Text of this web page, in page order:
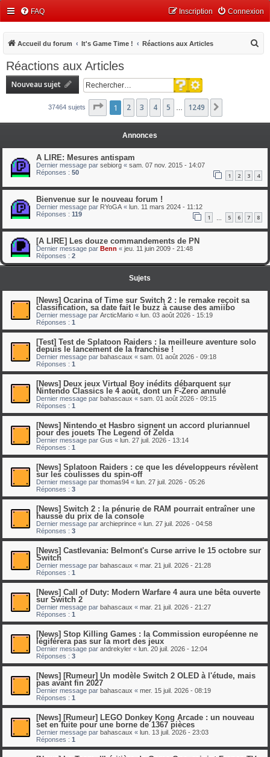
FAQ Connexion
Inscription
Accueil du forum It's Game Time ! Réactions aux Articles
r
Réactions aux Articles
Nouveau sujet
Rechercher
Recherche avancée
37464 sujets Page sur1249
1 2 3 4 5 1249
Annonces
A LIRE: Mesures antispam
Dernier message par sebiorg « sam. 07 nov. 2015 - 14:07
Réponses : 50 1 2 3 4
Bienvenue sur le nouveau forum !
Dernier message par RYoGA « lun. 11 mars 2024 - 11:12
Réponses : 119 1 … 5 6 7 8
[A LIRE] Les douze commandements de PN
Dernier message par Benn « jeu. 11 juin 2009 - 21:48
Réponses : 2
Sujets
[News] Ocarina of Time sur Switch 2 : le remake reçoit sa
classification, sa date fait le buzz à cause des amiibo
Dernier message par ArcticMario « lun. 03 août 2026 - 15:19
Réponses : 1
[Test] Test de Splatoon Raiders : la meilleure aventure solo
depuis le lancement de la franchise !
Dernier message par bahascaux « sam. 01 août 2026 - 09:18
Réponses : 1
[News] Deux jeux Virtual Boy inédits débarquent sur
Nintendo Classics le 4 août, dont un F-Zero annulé
Dernier message par bahascaux « sam. 01 août 2026 - 09:15
Réponses : 1
[News] Nintendo et Hasbro signent un accord pluriannuel
pour des jouets The Legend of Zelda
Dernier message par Gus « lun. 27 juil. 2026 - 13:14
Réponses : 1
[News] Splatoon Raiders : ce que les développeurs révèlent
sur les coulisses du spin-off
Dernier message par thomas94 « lun. 27 juil. 2026 - 05:26
Réponses : 3
[News] Switch 2 : la pénurie de RAM pourrait entraîner une
hausse du prix de la console
Dernier message par archieprince « lun. 27 juil. 2026 - 04:58
Réponses : 3
[News] Castlevania: Belmont's Curse arrive le 15 octobre sur
Switch
Dernier message par bahascaux « mar. 21 juil. 2026 - 21:28
Réponses : 1
[News] Call of Duty: Modern Warfare 4 aura une bêta ouverte
sur Switch 2
Dernier message par bahascaux « mar. 21 juil. 2026 - 21:27
Réponses : 1
[News] Stop Killing Games : la Commission européenne ne
légiférera pas sur la mort des jeux
Dernier message par andrekyler « lun. 20 juil. 2026 - 12:04
Réponses : 3
[News] [Rumeur] Un modèle Switch 2 OLED à l'étude, mais
pas avant fin 2027
Dernier message par bahascaux « mer. 15 juil. 2026 - 08:19
Réponses : 1
[News] [Rumeur] LEGO Donkey Kong Arcade : un nouveau
set en fuite pour une borne de 1367 pièces
Dernier message par bahascaux « lun. 13 juil. 2026 - 23:03
Réponses : 1